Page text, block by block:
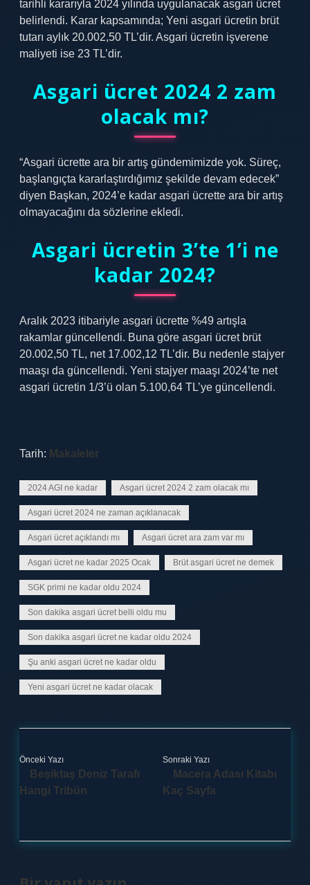
tarihli kararıyla 2024 yılında uygulanacak asgari ücret
belirlendi. Karar kapsamında; Yeni asgari ücretin brüt
tutarı aylık 20.002,50 TL’dir. Asgari ücretin işverene
maliyeti ise 23 TL’dir.
Asgari ücret 2024 2 zam
olacak mı?
“Asgari ücrette ara bir artış gündemimizde yok. Süreç,
başlangıçta kararlaştırdığımız şekilde devam edecek”
diyen Başkan, 2024’e kadar asgari ücrette ara bir artış
olmayacağını da sözlerine ekledi.
Asgari ücretin 3’te 1’i ne
kadar 2024?
Aralık 2023 itibariyle asgari ücrette %49 artışla
rakamlar güncellendi. Buna göre asgari ücret brüt
20.002,50 TL, net 17.002,12 TL’dir. Bu nedenle stajyer
maaşı da güncellendi. Yeni stajyer maaşı 2024’te net
asgari ücretin 1/3’ü olan 5.100,64 TL’ye güncellendi.
Tarih: Makaleler
2024 AGI ne kadar Asgari ücret 2024 2 zam olacak mı
Asgari ücret 2024 ne zaman açıklanacak
Asgari ücret açıklandı mı Asgari ücret ara zam var mı
Asgari ücret ne kadar 2025 Ocak Brüt asgari ücret ne demek
SGK primi ne kadar oldu 2024
Son dakika asgari ücret belli oldu mu
Son dakika asgari ücret ne kadar oldu 2024
Şu anki asgari ücret ne kadar oldu
Yeni asgari ücret ne kadar olacak
Önceki Yazı
Beşiktaş Deniz Tarafı
Hangi Tribün
Sonraki Yazı
Macera Adası Kitabı
Kaç Sayfa